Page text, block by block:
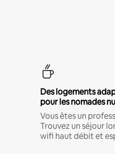
Des logements
pour les nomades
Vous êtes un
Trouvez un séjour
wifi haut débit et